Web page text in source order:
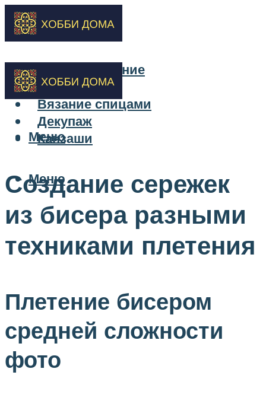
Бисероплетение
Вышивка
Вязание спицами
Декупаж
Канзаши
Меню
Меню
Создание сережек
из бисера разными
техниками плетения
Плетение бисером
средней сложности
фото